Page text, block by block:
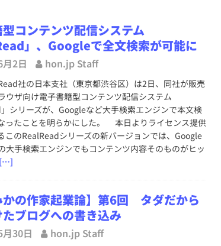
問題の第三者委員会調査報告書を公開など 日刊出版ニュースまと
タルサイト提供開始」「EUが生成AIコンテンツの識別表示を義
ラム #726（2026年7月26日～8月1日）
週刊出版ニュースま
の識別表示を義務化など 日刊出版ニュースまとめ 2026.08.02
拡張検索生成（RAG）で回答を返すチャットボットを設置など
日刊出版ニュースまとめ
コンテンツ配信システム
」、Googleで全文検索が可能に
2日 hon.jp Staff
社の日本支社（東京都渋谷区）は2日、同社が販売
ウザ向け電子書籍型コンテンツ配信システム
」シリーズが、Googleなど大手検索エンジンで本文検
ったことを明らかにした。 本日よりライセンス提供
このRealReadシリーズの新バージョンでは、Google
大手検索エンジンでもコンテンツ内容そのものがヒッ
[…]
かの作家起業論】第6回 タダだから
ブログへの書き込み
30日 hon.jp Staff